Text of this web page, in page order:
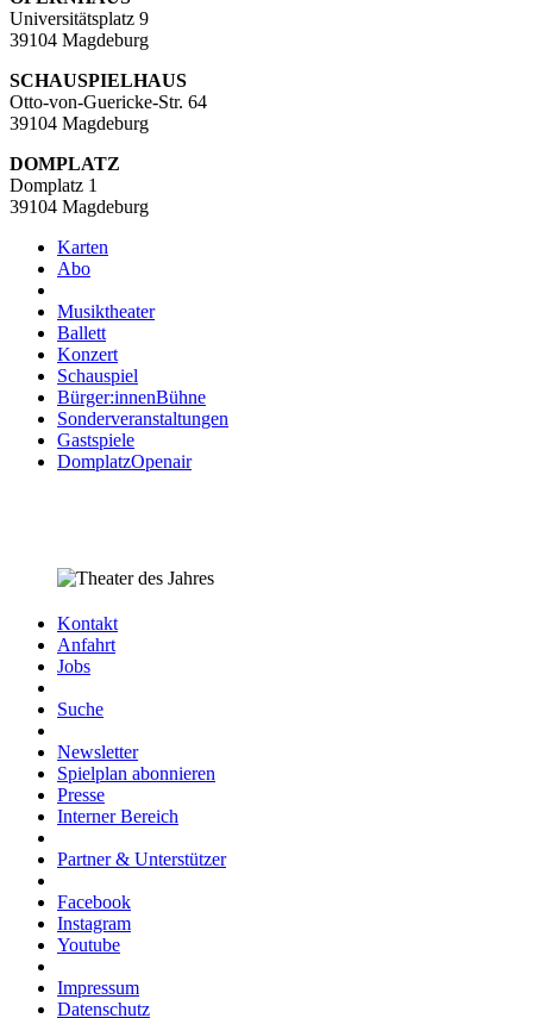
Universitätsplatz 9
39104 Magdeburg
SCHAUSPIELHAUS
Otto-von-Guericke-Str. 64
39104 Magdeburg
DOMPLATZ
Domplatz 1
39104 Magdeburg
Karten
Abo
Musiktheater
Ballett
Konzert
Schauspiel
Bürger:innenBühne
Sonderveranstaltungen
Gastspiele
DomplatzOpenair
Kontakt
Anfahrt
Jobs
Suche
Newsletter
Spielplan abonnieren
Presse
Interner Bereich
Partner & Unterstützer
Facebook
Instagram
Youtube
Impressum
Datenschutz